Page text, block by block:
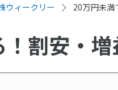
ウィークリー 20万円未
割安・